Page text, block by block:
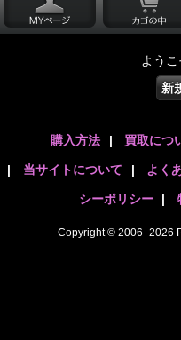
よう
新
購入方法 | 買取につ
| 当サイトについて | よく
シーポリシー |
Copyright © 2006- 2026